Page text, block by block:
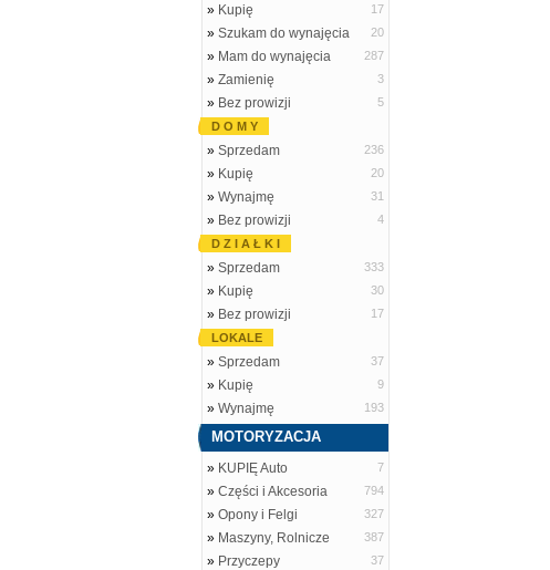
» Kupię 17
» Szukam do wynajęcia 20
» Mam do wynajęcia 287
» Zamienię 3
» Bez prowizji
5
D O M Y
» Sprzedam 236
» Kupię 20
» Wynajmę 31
» Bez prowizji
4
D Z I A Ł K I
» Sprzedam 333
» Kupię 30
» Bez prowizji
17
LOKALE
» Sprzedam 37
» Kupię 9
» Wynajmę 193
MOTORYZACJA
» KUPIĘ Auto 7
» Części i Akcesoria 794
» Opony i Felgi 327
» Maszyny, Rolnicze 387
» Przyczepy 37